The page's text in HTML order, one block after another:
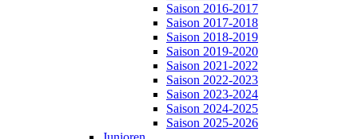
Saison 2016-2017
Saison 2017-2018
Saison 2018-2019
Saison 2019-2020
Saison 2021-2022
Saison 2022-2023
Saison 2023-2024
Saison 2024-2025
Saison 2025-2026